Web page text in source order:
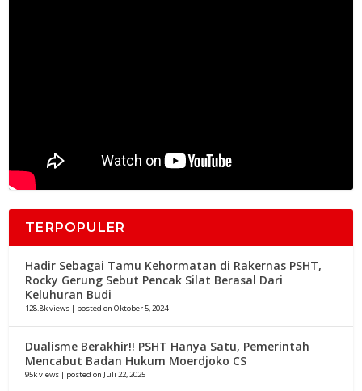
TERPOPULER
Hadir Sebagai Tamu Kehormatan di Rakernas PSHT,
Rocky Gerung Sebut Pencak Silat Berasal Dari
Keluhuran Budi
128.8k views | posted on Oktober 5, 2024
Dualisme Berakhir!! PSHT Hanya Satu, Pemerintah
Mencabut Badan Hukum Moerdjoko CS
95k views | posted on Juli 22, 2025